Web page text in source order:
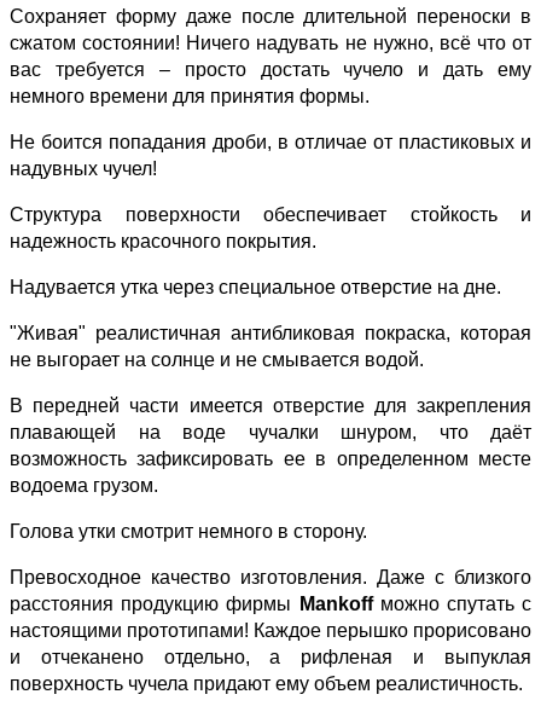
Сохраняет форму даже после длительной переноски в
сжатом состоянии! Ничего надувать не нужно, всё что от
вас требуется – просто достать чучело и дать ему
немного времени для принятия формы.
Не боится попадания дроби, в отличае от пластиковых и
надувных чучел!
Структура поверхности обеспечивает стойкость и
надежность красочного покрытия.
Надувается утка через специальное отверстие на дне.
"Живая" реалистичная антибликовая покраска, которая
не выгорает на солнце и не смывается водой.
В передней части имеется отверстие для закрепления
плавающей на воде чучалки шнуром, что даёт
возможность зафиксировать ее в определенном месте
водоема грузом.
Голова утки смотрит немного в сторону.
Превосходное качество изготовления. Даже с близкого
расстояния продукцию фирмы
Mankoff можно спутать с
настоящими прототипами! Каждое перышко прорисовано
и отчеканено отдельно, а рифленая и выпуклая
поверхность чучела придают ему объем реалистичность.